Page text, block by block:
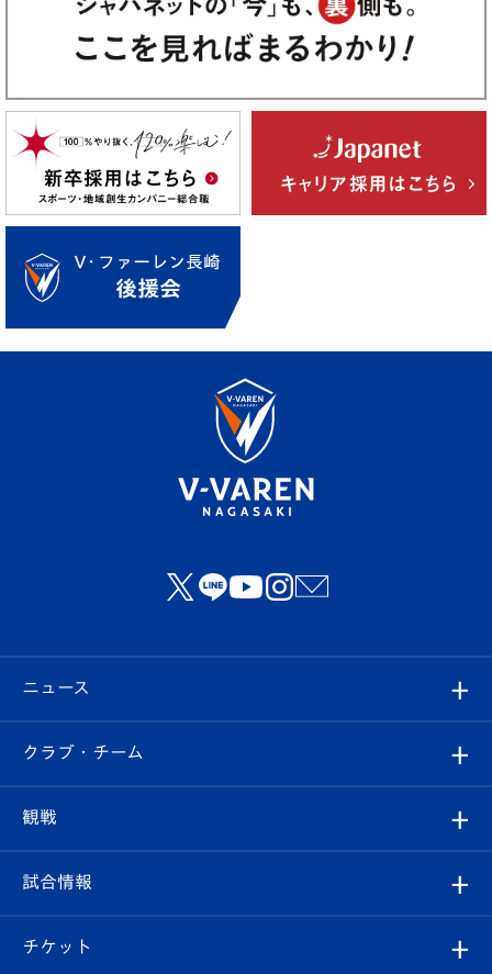
ニュース
すべて
クラブ
試合情報
クラブ・チーム
クラブ概要
観戦
観戦ルール
試合情報
試合日程/結果
チケット